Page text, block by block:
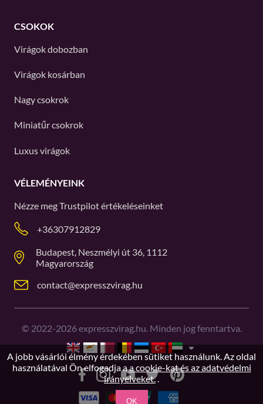
CSOKOK
Virágok dobozban
Virágok kosárban
Nagy csokrok
Miniatűr csokrok
Luxus virágok
VÉLEMÉNYEINK
Nézze megTrustpilotértékeléseinket
+36307912829
Budapest, Neszmélyi út 36, 1112
Magyarország
contact@expresszvirag.hu
© 2022-2026expresszvirag.hu. Minden jog fenntartva.
A jobb vásárlói élmény érdekében sütiket használunk. Az oldal
használatával Ön elfogadja aa cookie-kat és az adatvédelmi
irányelveket..
OK